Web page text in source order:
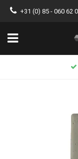
+31 (0) 85 - 060 62